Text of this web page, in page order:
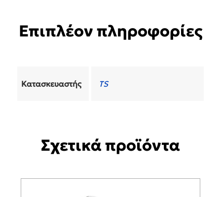
Επιπλέον πληροφορίες
Κατασκευαστής TS
Σχετικά προϊόντα